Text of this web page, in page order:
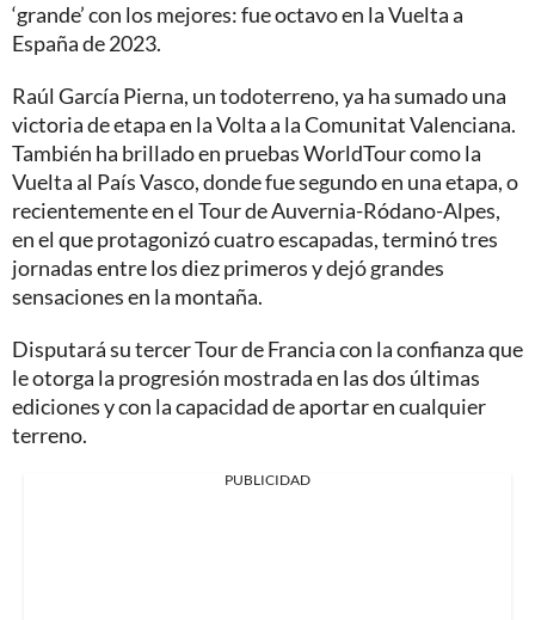
‘grande’ con los mejores: fue octavo en la Vuelta a
España de 2023.
Raúl García Pierna, un todoterreno, ya ha sumado una
victoria de etapa en la Volta a la Comunitat Valenciana.
También ha brillado en pruebas WorldTour como la
Vuelta al País Vasco, donde fue segundo en una etapa, o
recientemente en el Tour de Auvernia-Ródano-Alpes,
en el que protagonizó cuatro escapadas, terminó tres
jornadas entre los diez primeros y dejó grandes
sensaciones en la montaña.
Disputará su tercer Tour de Francia con la confianza que
le otorga la progresión mostrada en las dos últimas
ediciones y con la capacidad de aportar en cualquier
terreno.
PUBLICIDAD